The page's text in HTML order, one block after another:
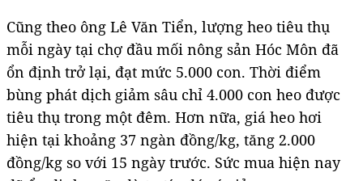
Cũng theo ông Lê Văn Tiển, lượng heo tiêu thụ
mỗi ngày tại chợ đầu mối nông sản Hóc Môn đã
ổn định trở lại, đạt mức 5.000 con. Thời điểm
bùng phát dịch giảm sâu chỉ 4.000 con heo được
tiêu thụ trong một đêm. Hơn nữa, giá heo hơi
hiện tại khoảng 37 ngàn đồng/kg, tăng 2.000
đồng/kg so với 15 ngày trước. Sức mua hiện nay